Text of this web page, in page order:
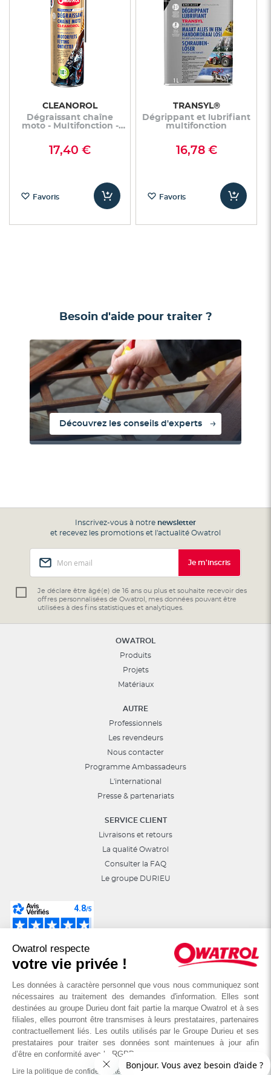
Owatrol respecte
votre vie privée !
Les données à caractère personnel que vous nous communiquez sont
nécessaires au traitement des demandes d'information. Elles sont
destinées au groupe Durieu dont fait partie la marque Owatrol et à ses
filiales, elles pourront être transmises à leurs prestataires, partenaires
contractuellement liés. Les outils utilisés par le Groupe Durieu et ses
prestataires pour traiter ses données sont maintenues à jour afin
d’être en conformité avec le RGPD
Lire la politique de confidentialité
CLEANOROL
Dégraissant chaîne
moto - Multifonction -
17,40 €
Favoris
TRANSYL®
Dégrippant et lubrifiant
multifonction
16,78 €
Favoris
Besoin d'aide pour traiter ?
Découvrez les conseils d'experts
Inscrivez-vous à notre newsletter
et recevez les promotions et l'actualité Owatrol
notre
lettre
d’information
Je m'inscris
Je déclare être âgé(e) de 16 ans ou plus et souhaite recevoir des
offres personnalisées de Owatrol, mes données pouvant être
utilisées à des fins statistiques et analytiques.
OWATROL
Produits
Projets
Matériaux
AUTRE
Professionnels
Les revendeurs
Nous contacter
Programme Ambassadeurs
L'international
Presse & partenariats
SERVICE CLIENT
Livraisons et retours
La qualité Owatrol
Consulter la FAQ
Le groupe DURIEU
Suivez-nous sur les réseaux sociaux :
astuces, jeux, promotions…
© OWATROL - Groupe DURIEU